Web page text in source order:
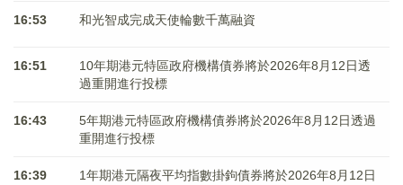
16:53 和光智成完成天使輪數千萬融資
16:51
10年期港元特區政府機構債券將於2026年8月12日透
過重開進行投標
16:43
5年期港元特區政府機構債券將於2026年8月12日透過
重開進行投標
16:39
1年期港元隔夜平均指數掛鉤債券將於2026年8月12日